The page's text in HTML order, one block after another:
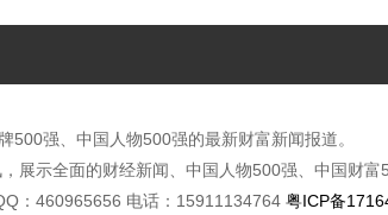
强、中国人物500强的最新财富新闻报道。
展示全面的财经新闻、中国人物500强、中国财富
：460965656 电话：15911134764 粤ICP备